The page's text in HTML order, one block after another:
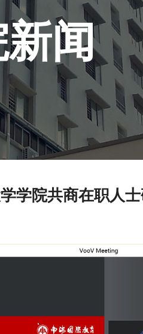
闻
学院共商在职人